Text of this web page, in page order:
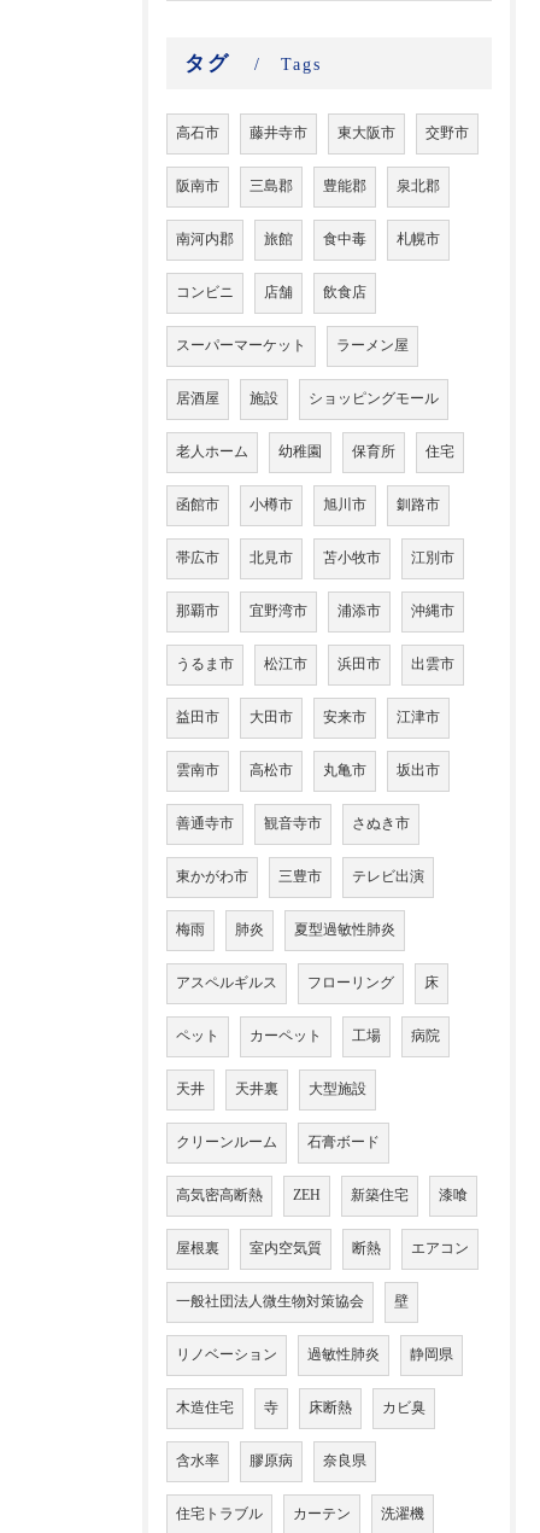
タグ Tags
高石市 藤井寺市 東大阪市 交野市
阪南市 三島郡 豊能郡 泉北郡
南河内郡 旅館 食中毒 札幌市
コンビニ 店舗 飲食店
スーパーマーケット ラーメン屋
居酒屋 施設 ショッピングモール
老人ホーム 幼稚園 保育所 住宅
函館市 小樽市 旭川市 釧路市
帯広市 北見市 苫小牧市 江別市
那覇市 宜野湾市 浦添市 沖縄市
うるま市 松江市 浜田市 出雲市
益田市 大田市 安来市 江津市
雲南市 高松市 丸亀市 坂出市
善通寺市 観音寺市 さぬき市
東かがわ市 三豊市 テレビ出演
梅雨 肺炎 夏型過敏性肺炎
アスペルギルス フローリング 床
ペット カーペット 工場 病院
天井 天井裏 大型施設
クリーンルーム 石膏ボード
高気密高断熱 ZEH 新築住宅 漆喰
屋根裏 室内空気質 断熱 エアコン
一般社団法人微生物対策協会 壁
リノベーション 過敏性肺炎 静岡県
木造住宅 寺 床断熱 カビ臭
含水率 膠原病 奈良県
住宅トラブル カーテン 洗濯機